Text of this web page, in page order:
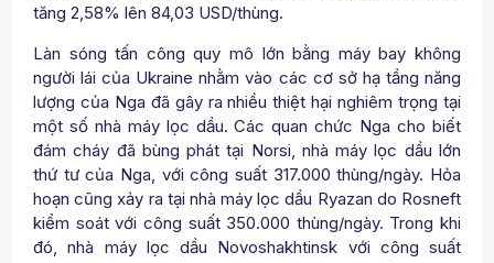
tăng 2,58% lên 84,03 USD/thùng.
Làn sóng tấn công quy mô lớn bằng máy bay không
người lái của Ukraine nhằm vào các cơ sở hạ tầng năng
lượng của Nga đã gây ra nhiều thiệt hại nghiêm trọng tại
một số nhà máy lọc dầu. Các quan chức Nga cho biết
đám cháy đã bùng phát tại Norsi, nhà máy lọc dầu lớn
thứ tư của Nga, với công suất 317.000 thùng/ngày. Hỏa
hoạn cũng xảy ra tại nhà máy lọc dầu Ryazan do Rosneft
kiểm soát với công suất 350.000 thùng/ngày. Trong khi
đó, nhà máy lọc dầu Novoshakhtinsk với công suất